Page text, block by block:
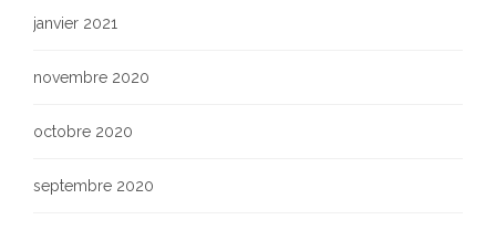
janvier 2021
novembre 2020
octobre 2020
septembre 2020